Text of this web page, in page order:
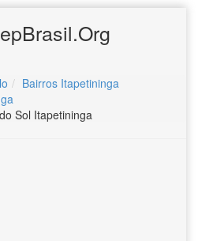
Bairros Itapetininga
Sol Itapetininga